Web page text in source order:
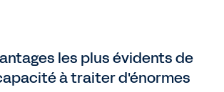
les plus évidents de
à traiter d'énormes